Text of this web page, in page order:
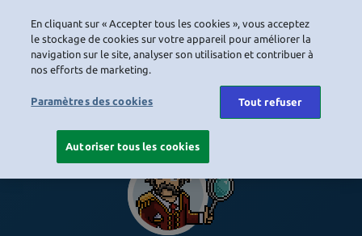
En cliquant sur « Accepter tous les cookies », vous acceptez
le stockage de cookies sur votre appareil pour améliorer la
navigation sur le site, analyser son utilisation et contribuer à
nos efforts de marketing.
Paramètres des cookies Tout refuser
Autoriser tous les cookies